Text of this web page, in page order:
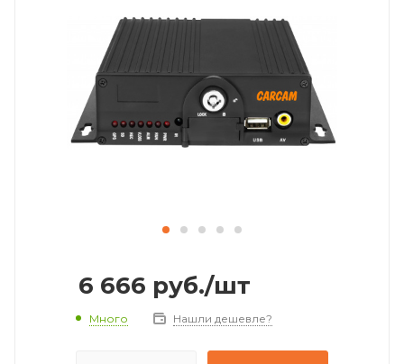
6 666 руб./шт
Много Нашли дешевле?